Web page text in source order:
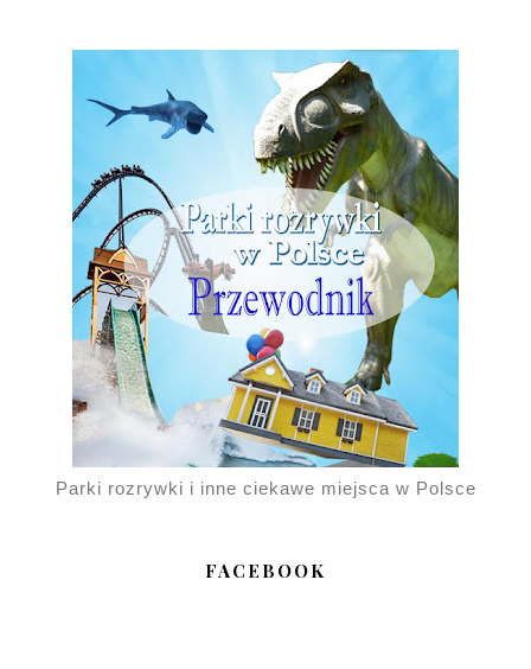
Parki rozrywki i inne ciekawe miejsca w Polsce
FACEBOOK